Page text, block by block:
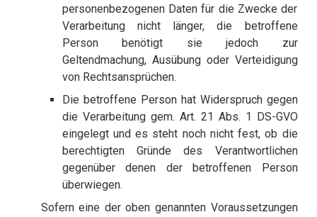
personenbezogenen Daten für die Zwecke der
Verarbeitung nicht länger, die betroffene
Person benötigt sie jedoch zur
Geltendmachung, Ausübung oder Verteidigung
von Rechtsansprüchen.
Die betroffene Person hat Widerspruch gegen
die Verarbeitung gem. Art. 21 Abs. 1 DS-GVO
eingelegt und es steht noch nicht fest, ob die
berechtigten Gründe des Verantwortlichen
gegenüber denen der betroffenen Person
überwiegen.
Sofern eine der oben genannten Voraussetzungen